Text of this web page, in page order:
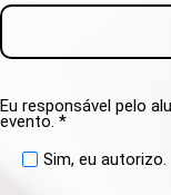
Eu responsável pelo
evento. *
Sim, eu autorizo.